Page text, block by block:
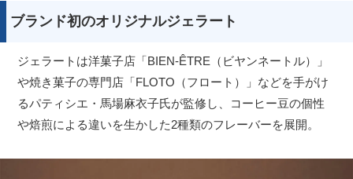
ブランド初のオリジナルジェラート
ジェラートは洋菓子店「BIEN‐ÊTRE（ビヤンネートル）」
や焼き菓子の専門店「FLOTO（フロート）」などを手がけ
るパティシエ・馬場麻衣子氏が監修し、コーヒー豆の個性
や焙煎による違いを生かした2種類のフレーバーを展開。